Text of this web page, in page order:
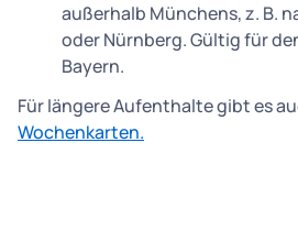
außerhalb Münchens, z. B.
oder Nürnberg. Gültig für
Bayern.
Für längere Aufenthalte gibt es
Wochenkarten.